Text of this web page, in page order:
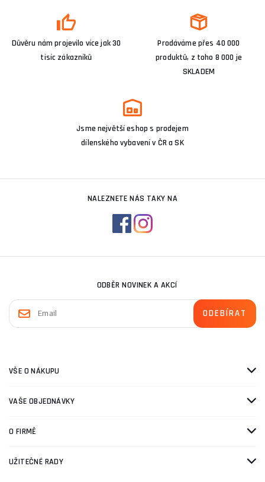
Důvěru nám projevilo více jak 30
tisíc zákazníků
Prodáváme přes 40 000
produktů, z toho 8 000 je
SKLADEM
Jsme největší eshop s prodejem
dílenského vybavení v ČR a SK
NALEZNETE NÁS TAKY NA
ODBĚR NOVINEK A AKCÍ
VŠE O NÁKUPU
VAŠE OBJEDNÁVKY
O FIRMĚ
UŽITEČNÉ RADY